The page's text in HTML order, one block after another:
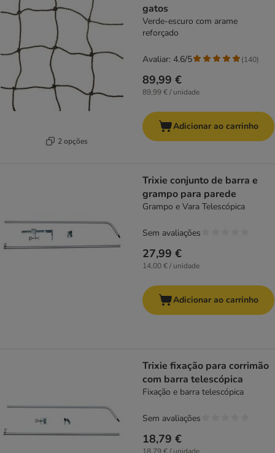
2 opções
gatos
Verde-escuro com arame
reforçado
89,99 €
89,99 € / unidade
Avaliar: 4.6/5 (140)
Adicionar ao carrinho
Trixie conjunto de barra e
grampo para parede
Grampo e Vara Telescópica
27,99 €
14,00 € / unidade
Sem avaliações
Adicionar ao carrinho
Trixie fixação para corrimão
com barra telescópica
Fixação e barra telescópica
18,79 €
Sem avaliações